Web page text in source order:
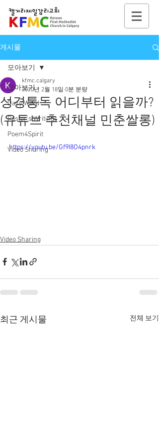
게시물
모아보기
Daily Word
Pastor's Writings
Poem4Spirit
Video Sharing
모아보기
성경통독 어디부터 읽을까?
(유튜브 추천채널 민춘쌀롱)
kfmc.calgary
2020년 2월 18일 0분 분량
https://youtu.be/Gf9I8O4pnrk
Video Sharing
최근 게시물 전체 보기